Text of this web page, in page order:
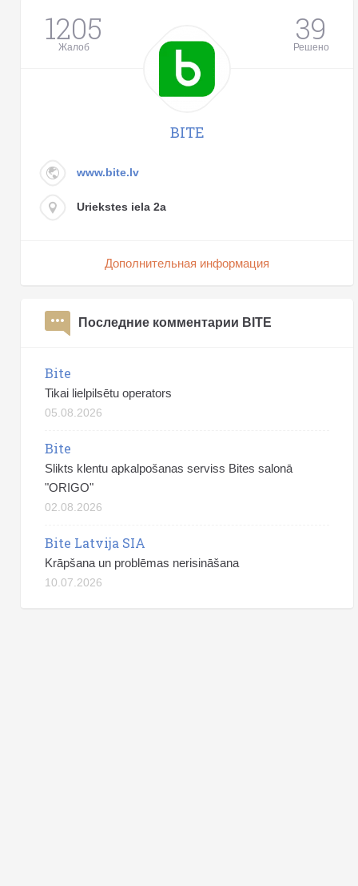
1205
Жалоб 39
Решено
BITE
www.bite.lv
Uriekstes iela 2a
Дополнительная информация
Последние комментарии BITE
Bite
Tikai lielpilsētu operators
05.08.2026
Bite
Slikts klentu apkalpošanas serviss Bites salonā
"ORIGO"
02.08.2026
Bite Latvija SIA
Krāpšana un problēmas nerisināšana
10.07.2026